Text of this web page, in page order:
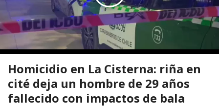
Homicidio en La Cisterna: riña en
cité deja un hombre de 29 años
fallecido con impactos de bala